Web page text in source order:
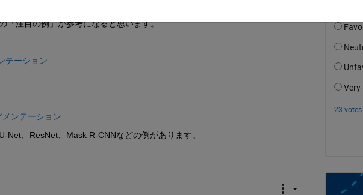
「注目の例」が参考になると思います。
テーション
ンテーション
、ResNet、Mask R-CNNなどの例があります。